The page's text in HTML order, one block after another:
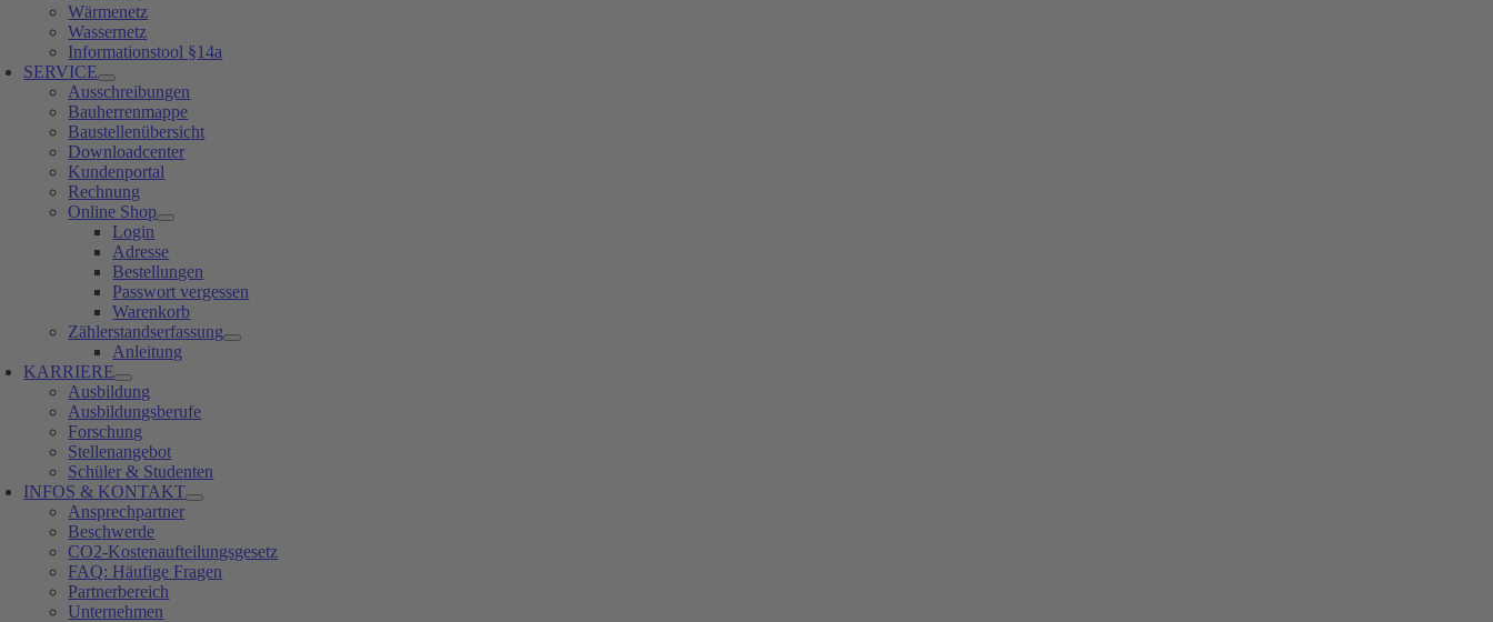
Wärmenetz
Wassernetz
Informationstool §14a
SERVICE
Ausschreibungen
Bauherrenmappe
Baustellenübersicht
Downloadcenter
Kundenportal
Rechnung
Online Shop
Login
Adresse
Bestellungen
Passwort vergessen
Warenkorb
Zählerstandserfassung
Anleitung
KARRIERE
Ausbildung
Ausbildungsberufe
Forschung
Stellenangebot
Schüler & Studenten
INFOS & KONTAKT
Ansprechpartner
Beschwerde
CO2-Kostenaufteilungsgesetz
FAQ: Häufige Fragen
Partnerbereich
Unternehmen